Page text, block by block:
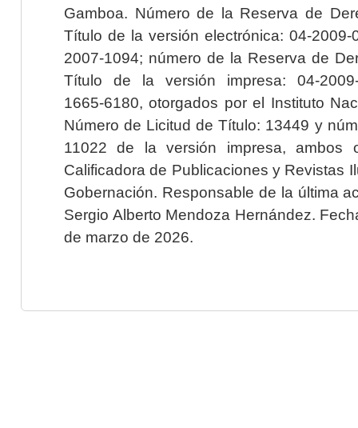
Gamboa. Número de la Reserva de
Título de la versión electrónica: 04-2009-
2007-1094; número de la Reserva de
Título de la versión impresa: 04-2009-
1665-6180, otorgados por el Instituto
Número de Licitud de Título: 13449 y
11022 de la versión impresa, ambos
Calificadora de Publicaciones y Revistas
Gobernación. Responsable de la última
Sergio Alberto Mendoza Hernández.
de marzo de 2026.